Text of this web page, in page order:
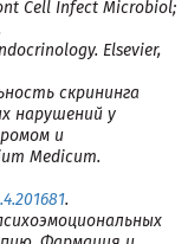
Cell Infect Microbiol;
Elsevier,
скрининга
нарушений у
и
Medicum.
.